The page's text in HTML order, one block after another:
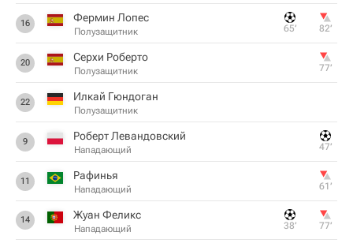
16 Фермин Лопес
Полузащитник 65‎’‎ 82‎’‎
20 Серхи Роберто
Полузащитник 77‎’‎
22 Илкай Гюндоган
Полузащитник
9 Роберт Левандовский
Нападающий 47‎’‎
11 Рафинья
Нападающий 61‎’‎
14 Жуан Феликс
Нападающий 38‎’‎ 77‎’‎